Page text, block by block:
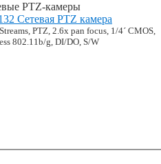
PTZ-камеры
Сетевая PTZ камера
PTZ, 2.6x pan focus, 1/4´ CMOS,
802.11b/g, DI/DO, S/W